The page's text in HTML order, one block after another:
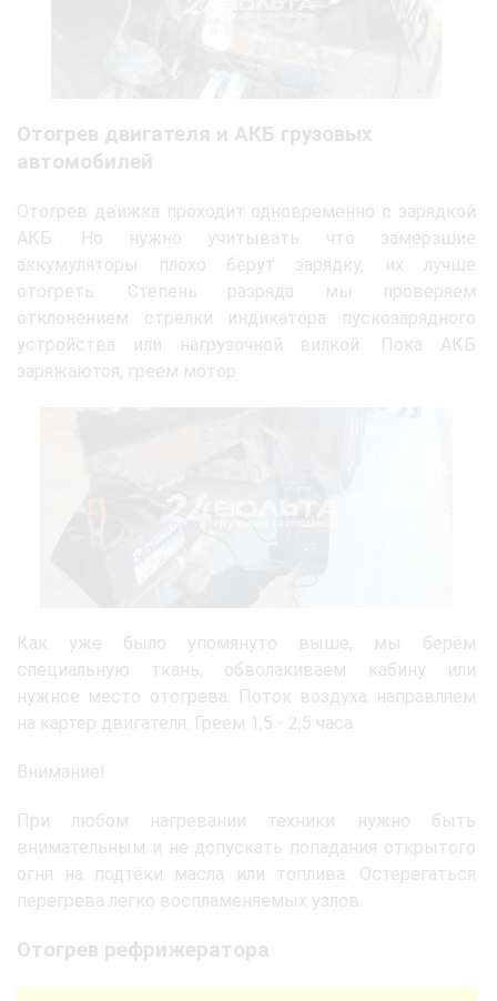
Отогрев двигателя и АКБ грузовых
автомобилей
Отогрев движка проходит одновременно с зарядкой
АКБ. Но нужно учитывать что замёрзшие
аккумуляторы плохо берут зарядку, их лучше
отогреть. Степень разряда мы проверяем
отклонением стрелки индикатора пускозарядного
устройства или нагрузочной вилкой. Пока АКБ
заряжаются, греем мотор.
Как уже было упомянуто выше, мы берём
специальную ткань, обволакиваем кабину или
нужное место отогрева. Поток воздуха направляем
на картер двигателя. Греем 1,5 - 2,5 часа
Внимание!
При любом нагревании техники нужно быть
внимательным и не допускать попадания открытого
огня на подтёки масла или топлива. Остерегаться
перегрева легко воспламеняемых узлов.
Отогрев рефрижератора